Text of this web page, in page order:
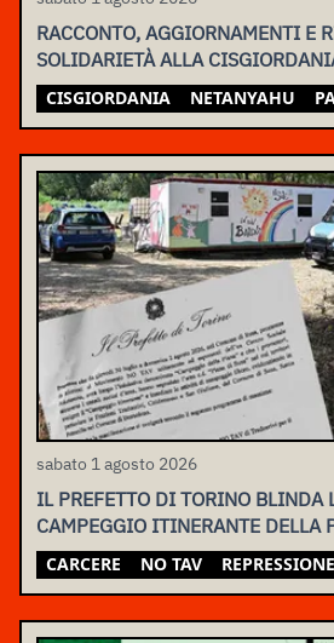
RACCONTO, AGGIORNAMENTI E
SOLIDARIETÀ ALLA
CISGIORDANIA NETANYAHU
sabato 1 agosto 2026
IL PREFETTO DI TORINO BLINDA
CAMPEGGIO ITINERANTE DELLA
CARCERE NO TAV REPRESSIONE